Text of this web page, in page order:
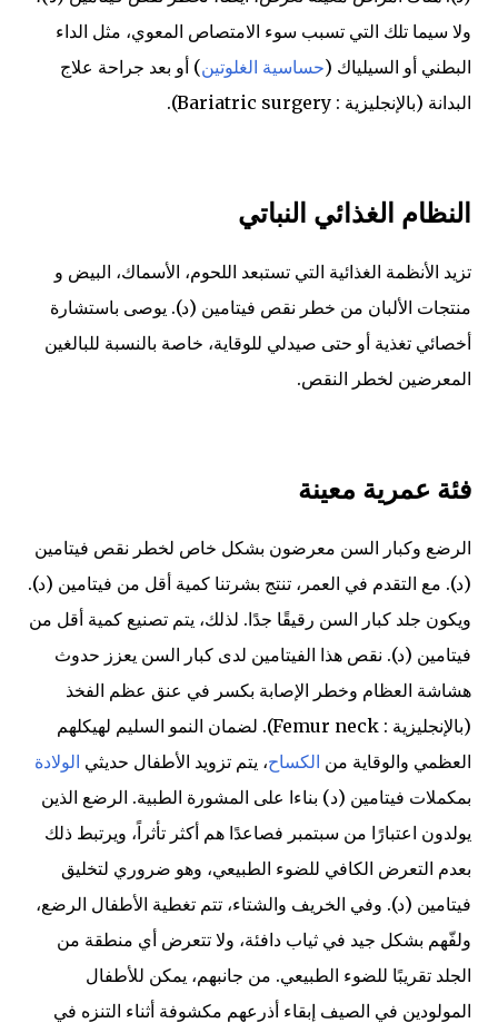
ولا سيما تلك التي تسبب سوء الامتصاص المعوي، مثل الداء
البطني أو السيلياك (حساسية الغلوتين) أو بعد جراحة علاج
البدانة (بالإنجليزية : Bariatric surgery)‏.
النظام الغذائي النباتي
تزيد الأنظمة الغذائية التي تستبعد اللحوم، الأسماك، البيض و
منتجات الألبان من خطر نقص فيتامين (د). يوصى باستشارة
أخصائي تغذية أو حتى صيدلي للوقاية، خاصة بالنسبة للبالغين
المعرضين لخطر النقص.
فئة عمرية معينة
الرضع وكبار السن معرضون بشكل خاص لخطر نقص فيتامين
(د). مع التقدم ​​في العمر، تنتج بشرتنا كمية أقل من فيتامين (د).
ويكون جلد كبار السن رقيقًا جدًا. لذلك، يتم تصنيع كمية أقل من
فيتامين (د). نقص هذا الفيتامين لدى كبار السن يعزز حدوث
هشاشة العظام وخطر الإصابة بكسر في عنق عظم الفخذ
(بالإنجليزية : Femur neck)‏. لضمان النمو السليم لهيكلهم
العظمي والوقاية من الكساح، يتم تزويد الأطفال حديثي الولادة
بمكملات فيتامين (د) بناءا على المشورة الطبية. الرضع الذين
يولدون اعتبارًا من سبتمبر فصاعدًا هم أكثر تأثراً، ويرتبط ذلك
بعدم التعرض الكافي للضوء الطبيعي، وهو ضروري لتخليق
فيتامين (د). وفي الخريف والشتاء، تتم تغطية الأطفال الرضع،
ولفّهم بشكل جيد في ثياب دافئة، ولا تتعرض أي منطقة من
الجلد تقريبًا للضوء الطبيعي. من جانبهم، يمكن للأطفال
المولودين في الصيف إبقاء أذرعهم مكشوفة أثناء التنزه في